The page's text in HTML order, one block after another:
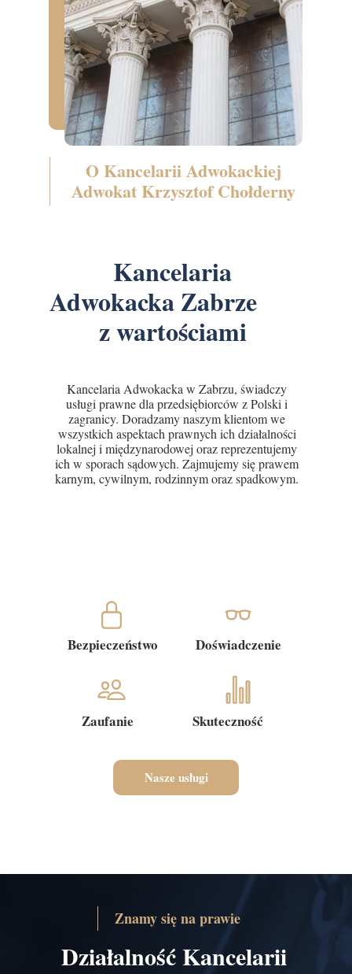
Kancelaria Adwokacka w Zabrzu, świadczy
usługi prawne dla przedsiębiorców z Polski i
zagranicy. Doradzamy naszym klientom we
wszystkich aspektach prawnych ich działalności
lokalnej i międzynarodowej oraz reprezentujemy
ich w sporach sądowych. Zajmujemy się prawem
karnym, cywilnym, rodzinnym oraz spadkowym.
Kancelaria
Adwokacka Zabrze
z wartościami
O Kancelarii Adwokackiej
Adwokat Krzysztof Chołderny
Skuteczność
Doświadczenie
Zaufanie
Bezpieczeństwo
Nasze usługi
Znamy się na prawie
Działalność Kancelarii